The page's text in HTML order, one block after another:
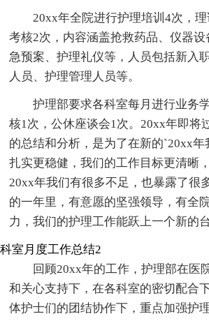
20xx年全院进行护理培训4次，
考核2次，内容涵盖抢救药品、仪器
急预案、护理礼仪等，人员包括新入
人员、护理管理人员等。
护理部要求各科室每月进行业务
核1次，公休座谈会1次。20xx年即将
的总结和分析，是为了在新的`20xx年
扎实更稳健，我们的工作目标更清晰
20xx年我们有很多不足，也暴露了很
的一年里，有意愿的坚强领导，有全
力，我们的护理工作能跃上一个新的台
科室月度工作总结2
回顾20xx年的工作，护理部在医
和关心支持下，在各科室的密切配合
体护士们的团结协作下，重点加强护